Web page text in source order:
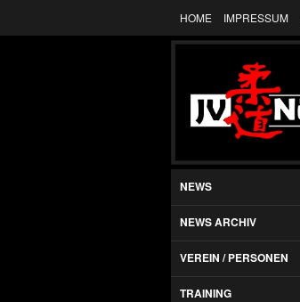
HOME IMPRESSUM
NEWS
NEWS ARCHIV
VEREIN / PERSONEN
TRAINING